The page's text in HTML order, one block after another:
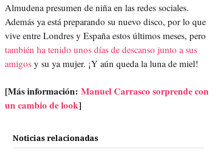
Almudena presumen de niña en las redes sociales.
Además ya está preparando su nuevo disco, por lo que
vive entre Londres y España estos últimos meses, pero
también ha tenido unos días de descanso junto a sus
amigos y su ya mujer. ¡Y aún queda la luna de miel!
[Más información: Manuel Carrasco sorprende con
un cambio de look]
Noticias relacionadas